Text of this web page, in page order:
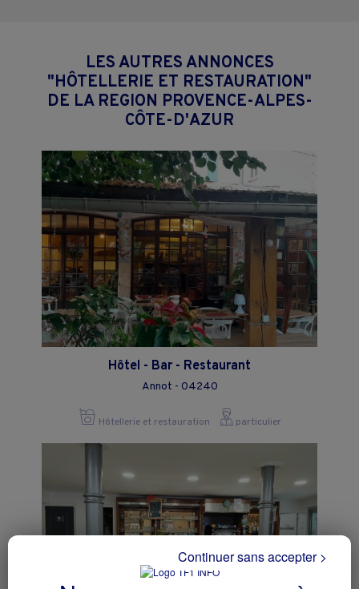
LES AUTRES ANNONCES
"HÔTELLERIE ET RESTAURATION"
DE LA REGION PROVENCE-ALPES-
CÔTE-D'AZUR
Hôtel - Bar - Restaurant
Annot - 04240
Hôtellerie et restauration particulier
Continuer sans accepter >